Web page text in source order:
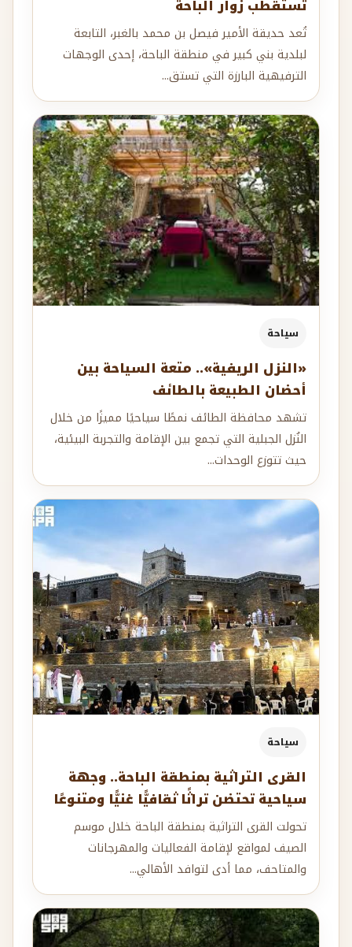
تستقطب زوار الباحة
تُعد حديقة الأمير فيصل بن محمد بالغبر، التابعة
لبلدية بني كبير في منطقة الباحة، إحدى الوجهات
الترفيهية البارزة التي تستق...
سياحة
«النزل الريفية».. متعة السياحة بين
أحضان الطبيعة بالطائف
تشهد محافظة الطائف نمطًا سياحيًا مميزًا من خلال
النُزل الجبلية التي تجمع بين الإقامة والتجربة البيئية،
حيث تتوزع الوحدات...
سياحة
القرى التراثية بمنطقة الباحة.. وجهة
سياحية تحتضن تراثًا ثقافيًّا غنيًّا ومتنوعًا
تحولت القرى التراثية بمنطقة الباحة خلال موسم
الصيف لمواقع لإقامة الفعاليات والمهرجانات
والمتاحف، مما أدى لتوافد الأهالي...